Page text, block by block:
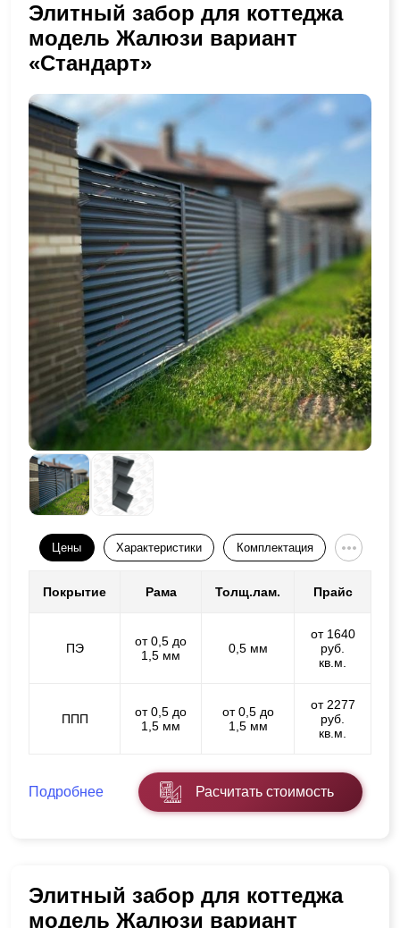
Элитный забор для коттеджа
модель Жалюзи вариант
«Стандарт»
Цены Характеристики Комплектация
Покрытие Рама Толщ.лам. Прайс
ПЭ
от 0,5 до
1,5 мм
0,5 мм
от 1640
руб.
кв.м.
ППП
от 0,5 до
1,5 мм
от 0,5 до
1,5 мм
от 2277
руб.
кв.м.
Подробнее Расчитать стоимость
Элитный забор для коттеджа
модель Жалюзи вариант